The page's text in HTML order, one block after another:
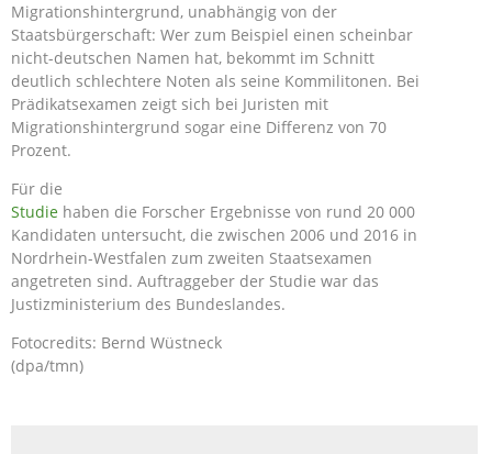
Migrationshintergrund, unabhängig von der
Staatsbürgerschaft: Wer zum Beispiel einen scheinbar
nicht-deutschen Namen hat, bekommt im Schnitt
deutlich schlechtere Noten als seine Kommilitonen. Bei
Prädikatsexamen zeigt sich bei Juristen mit
Migrationshintergrund sogar eine Differenz von 70
Prozent.
Für die
Studie haben die Forscher Ergebnisse von rund 20 000
Kandidaten untersucht, die zwischen 2006 und 2016 in
Nordrhein-Westfalen zum zweiten Staatsexamen
angetreten sind. Auftraggeber der Studie war das
Justizministerium des Bundeslandes.
Fotocredits: Bernd Wüstneck
(dpa/tmn)